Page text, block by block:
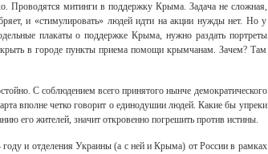
Проводятся митинги в поддержку Крыма. Задача не сложная,
и «стимулировать» людей идти на акции нужды нет. Но у
плакаты о поддержке Крыма, нужно раздать портреты
в городе пункты приема помощи крымчанам. Зачем? Там
С соблюдением всего принятого нынче демократического
вполне четко говорит о единодушии людей. Какие бы упреки
его жителей, значит откровенно погрешить против истины.
и отделения Украины (а с ней и Крыма) от России в рамках